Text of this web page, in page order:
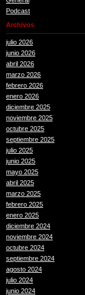
Podcast
Archivos
julio 2026
junio 2026
abril 2026
marzo 2026
febrero 2026
enero 2026
diciembre 2025
noviembre 2025
octubre 2025
septiembre 2025
julio 2025
junio 2025
mayo 2025
abril 2025
marzo 2025
febrero 2025
enero 2025
diciembre 2024
noviembre 2024
octubre 2024
septiembre 2024
agosto 2024
julio 2024
junio 2024